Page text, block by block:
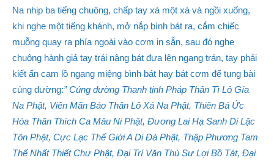
Na nhịp ba tiếng chuông, chấp tay xá một xá và ngồi xuống,
khi nghe một tiếng khánh, mở nắp bình bát ra, cắm chiếc
muỗng quay ra phía ngoài vào cơm in sẵn, sau đó nghe
chuông hành giả tay trái nâng bát đưa lên ngang trán, tay phải
kiết ấn cam lồ ngang miệng bình bát hay bát cơm để tụng bài
cúng dường:” Cúng dường Thanh tịnh Pháp Thân Tì Lô Gía
Na Phật, Viên Mãn Báo Thân Lô Xá Na Phật, Thiên Bá Ức
Hóa Thân Thích Ca Mâu Ni Phật, Đương Lai Hạ Sanh Di Lặc
Tôn Phật, Cực Lạc Thế Giới A Di Đà Phật, Thập Phương Tam
Thế Nhất Thiết Chư Phật, Đại Trí Văn Thù Sư Lợi Bồ Tát, Đại